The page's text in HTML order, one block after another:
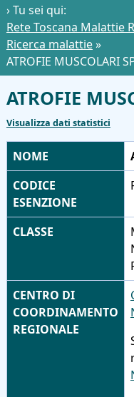
› Tu sei qui:
Rete Toscana Malattie
Ricerca malattie»
ATROFIE MUSCOLARI
ATROFIE
Visualizza dati statistici
NOME
CODICE
ESENZIONE
CLASSE
CENTRO DI
COORDINAMENTO
REGIONALE